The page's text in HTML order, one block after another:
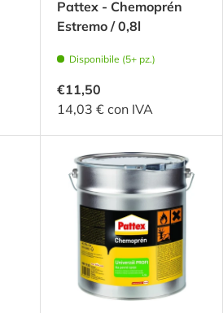
Pattex - Chemoprén
Estremo / 0,8l
Disponibile (5+ pz.)
€11,50
14,03 € con IVA